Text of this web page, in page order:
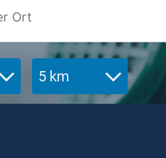
5 km